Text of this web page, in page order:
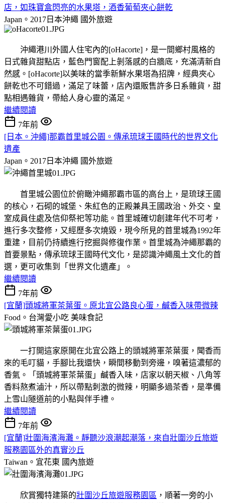
店，如珠寶盒閃亮的水果塔，酒香葡萄夾心餅乾
Japan。2017日本沖繩 國外旅遊
沖繩港川外國人住宅內的[oHacorte]，是一間鄉村風格的
日式雜貨甜點店，藍色門窗配上剝落感的白牆底，充滿清新自
然感。[oHacorte]以美味的當季新鮮水果塔為招牌，經典夾心
餅乾也不可錯過，滿足了味蕾，店內還販售許多日系雜貨，甜
點相遇雜貨，帶給人身心靈的滿足。
繼續閱讀
7年前
[日本。沖繩]那霸首里城公園。傳承琉球王國時代的世界文化
遺產
Japan。2017日本沖繩 國外旅遊
首里城公園位於俯瞰沖繩那霸市區的高台上，是琉球王國
的核心，石砌的城堡、朱紅色的正殿兼具王國政治、外交、皇
室成員住處及信仰祭祀等功能。首里城確切創建年代不可考，
進行多次整修，又經歷多次燒毀，現今所見的首里城為1992年
重建，目前仍持續進行挖掘與修復作業。首里城為沖繩那霸的
首要景點，傳承琉球王國時代文化，是認識沖繩風土文化的首
選，更可收集到「世界文化遺產」。
繼續閱讀
7年前
[宜蘭]頭城將軍茶葉蛋。原北宜公路良心蛋，鹹香入味帶微辣
Food。台灣愛小吃 美味食記
一打開這家原開在北宜公路上的頭城將軍茶葉蛋，聞香而
來的毛叮貓，手腳比我還快，瞬間移動到旁邊，嗅著這濃郁的
香氣。「頭城將軍茶葉蛋」鹹香入味，店家以朝天椒、八角等
香料熬煮滷汁，所以帶點刺激的微辣，明顯多過茶香，是準備
上雪山隧道前的小點與伴手禮。
繼續閱讀
7年前
[宜蘭]壯圍海濱海灘。靜聽沙浪潮起潮落，來自壯圍沙丘旅遊
服務園區外的真實沙丘
Taiwan。宜花東 國內旅遊
欣賞獨特建築的壯圍沙丘旅遊服務園區 ，順著一旁的小